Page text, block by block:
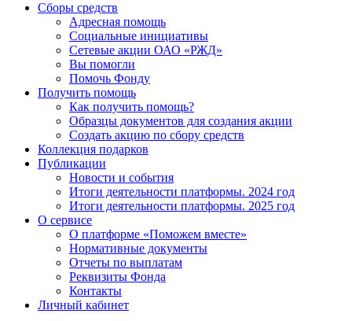
Сборы средств
Адресная помощь
Социальные инициативы
Сетевые акции ОАО «РЖД»
Вы помогли
Помочь Фонду
Получить помощь
Как получить помощь?
Образцы документов для создания акции
Создать акцию по сбору средств
Коллекция подарков
Публикации
Новости и события
Итоги деятельности платформы. 2024 год
Итоги деятельности платформы. 2025 год
О сервисе
О платформе «Поможем вместе»
Нормативные документы
Отчеты по выплатам
Реквизиты Фонда
Контакты
Личный кабинет